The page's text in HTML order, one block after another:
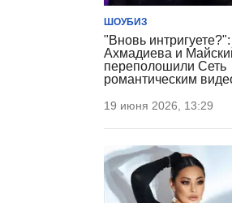
ШОУБИЗ
"Вновь
Ахмадиева и
переполошили Сеть
романтическим
19 июня 2026, 13:29